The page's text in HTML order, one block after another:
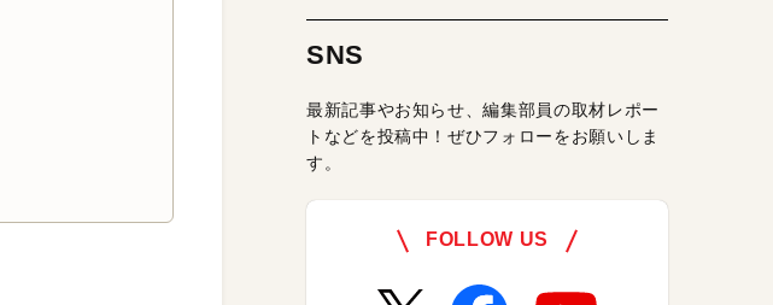
SNS
最新記事やお知らせ、編集部員の取材レポー
トなどを投稿中！ぜひフォローをお願いしま
す。
FOLLOW US